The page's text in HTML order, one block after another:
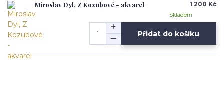
Miroslav Dyl, Z Kozubové - akvarel 1 200 Kč
Skladem
Přidat do košíku